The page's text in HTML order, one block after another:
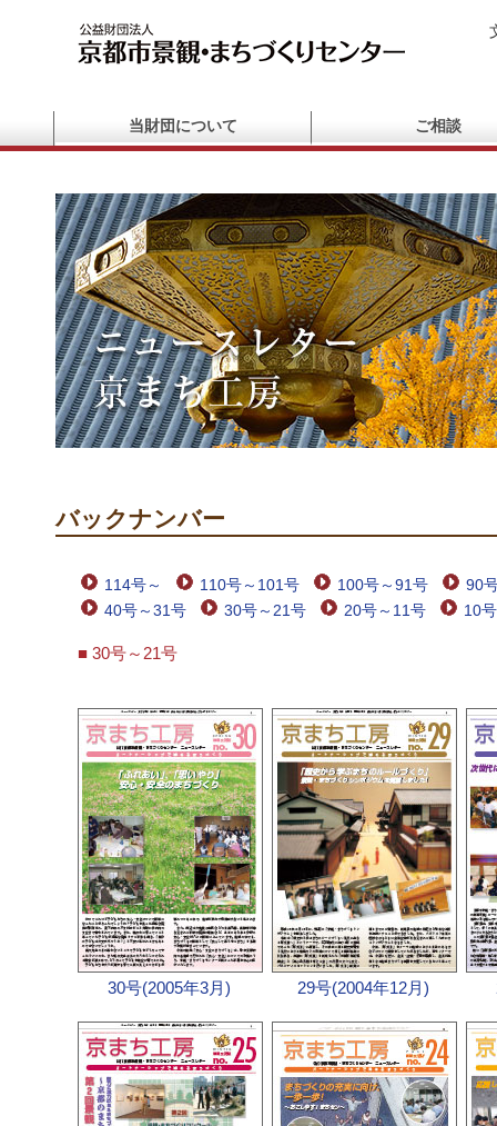
当財団について ご相談
バックナンバー
114号～ 110号～101号 100号～91号
90
40号～31号
30号～21号 20号～11号 10
■ 30号～21号
30号(2005年3月) 29号(2004年12月)